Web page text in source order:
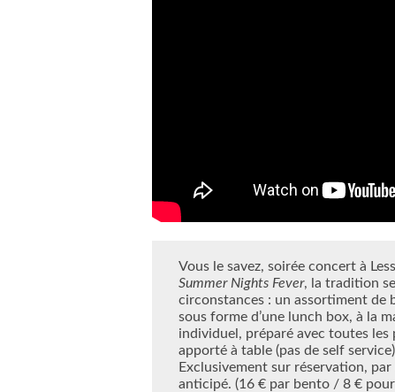
Vous le savez, soirée concert à
Summer Nights Fever, la tradition
circonstances : un assortiment de
sous forme d’une lunch box, à la
individuel, préparé avec toutes les
apporté à table (pas de self
Exclusivement sur réservation,
anticipé. (16 € par bento / 8 € pour